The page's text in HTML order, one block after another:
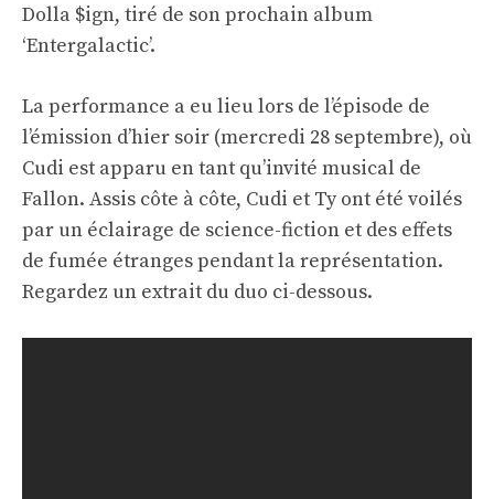
Dolla $ign, tiré de son prochain album
‘Entergalactic’.
La performance a eu lieu lors de l’épisode de
l’émission d’hier soir (mercredi 28 septembre), où
Cudi est apparu en tant qu’invité musical de
Fallon. Assis côte à côte, Cudi et Ty ont été voilés
par un éclairage de science-fiction et des effets
de fumée étranges pendant la représentation.
Regardez un extrait du duo ci-dessous.